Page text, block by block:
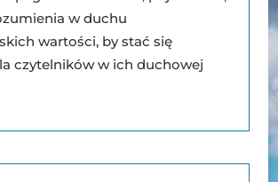
w duchu
wartości, by stać się
czytelników w ich duchowej